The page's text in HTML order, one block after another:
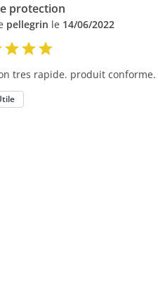
protection
pellegrin le 14/06/2022
tres rapide. produit conforme.